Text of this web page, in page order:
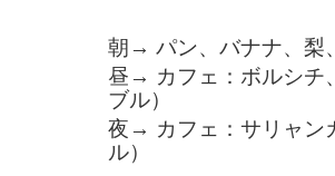
朝→ パン、バナナ、梨
昼→ カフェ：ボルシチ
ブル）
夜→ カフェ：サリャン
ル）